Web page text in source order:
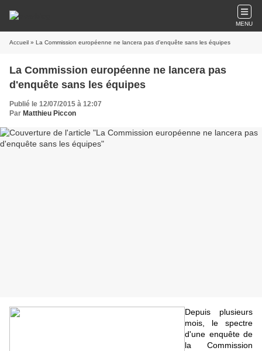
MENU
Accueil » La Commission européenne ne lancera pas d'enquête sans les équipes
La Commission européenne ne lancera pas
d'enquête sans les équipes
Publié le 12/07/2015 à 12:07
Par Matthieu Piccon
Depuis plusieurs
mois, le spectre
d'une enquête de
la Commission